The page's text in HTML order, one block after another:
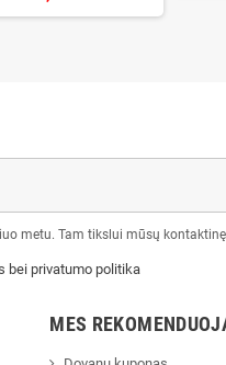
metu. Tam tikslui mūsų
bei privatumo politika
MES